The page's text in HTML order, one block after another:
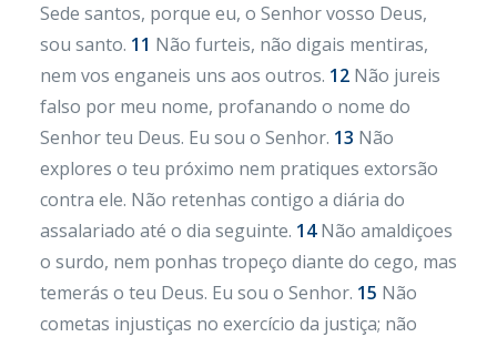
Sede santos, porque eu, o Senhor vosso Deus,
sou santo. 11 Não furteis, não digais mentiras,
nem vos enganeis uns aos outros. 12 Não jureis
falso por meu nome, profanando o nome do
Senhor teu Deus. Eu sou o Senhor. 13 Não
explores o teu próximo nem pratiques extorsão
contra ele. Não retenhas contigo a diária do
assalariado até o dia seguinte. 14Não amaldiçoes
o surdo, nem ponhas tropeço diante do cego, mas
temerás o teu Deus. Eu sou o Senhor. 15 Não
cometas injustiças no exercício da justiça; não